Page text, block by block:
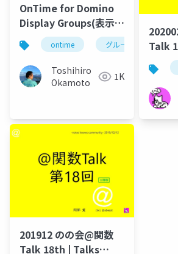
OnTime for Domino
Display Groups(表示グ
ループ)設定マニュアル
ontime グループカレンダー
Toshihiro
Okamoto
1K
Talk
in
201912 のの会@関数
Talk 18th | Talks